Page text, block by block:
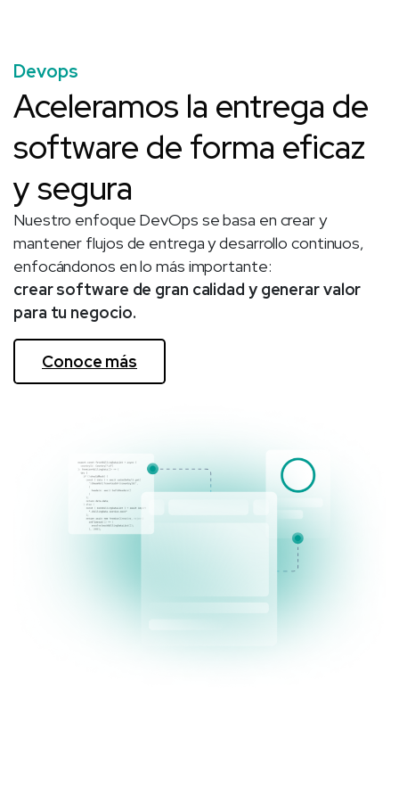
Devops
Aceleramos la entrega de
software de forma eficaz
y segura
Nuestro enfoque DevOps se basa en crear y
mantener flujos de entrega y desarrollo continuos,
enfocándonos en lo más importante:
crear software de gran calidad y generar valor
para tu negocio.
Conoce más